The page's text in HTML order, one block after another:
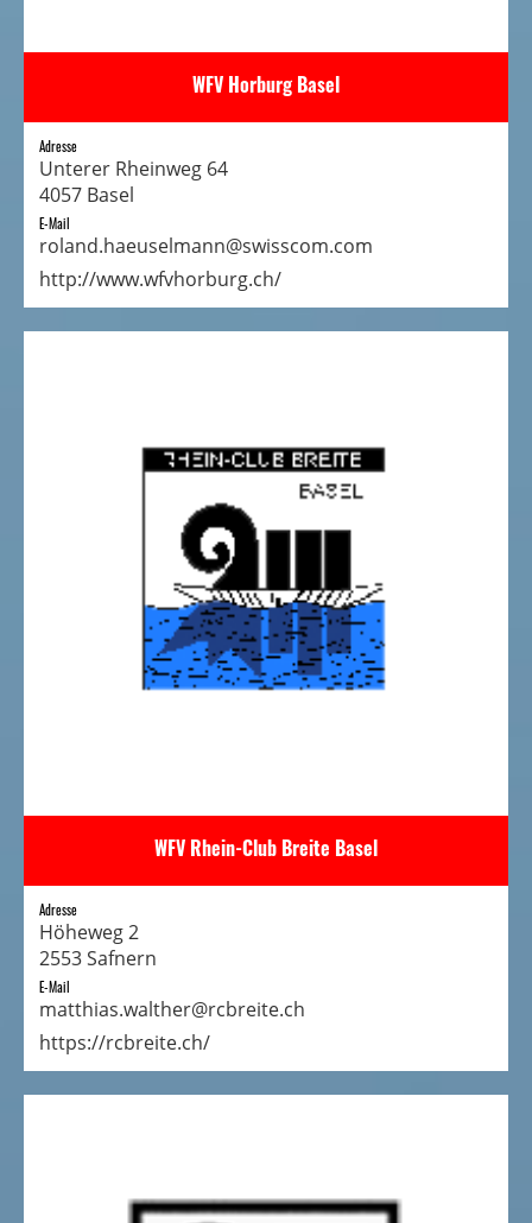
WFV Horburg Basel
Adresse
Unterer Rheinweg 64
4057 Basel
E-Mail
roland.haeuselmann@swisscom.com
http://www.wfvhorburg.ch/
WFV Rhein-Club Breite Basel
Adresse
Höheweg 2
2553 Safnern
E-Mail
matthias.walther@rcbreite.ch
https://rcbreite.ch/